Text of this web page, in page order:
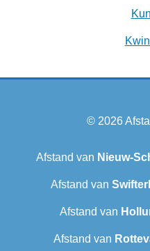
© 2026
Afstand van Nieuw-
Afstand van
Afstand van
Afstand van